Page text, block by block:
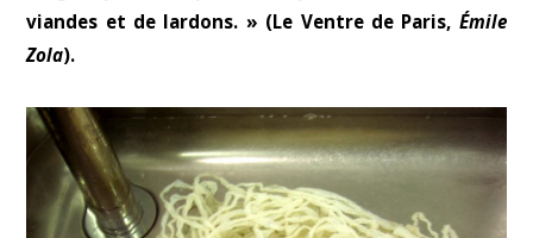
viandes et de lardons. » (Le Ventre de Paris, Émile
Zola).